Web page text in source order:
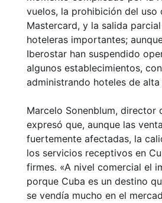
vuelos, la prohibición del uso
Mastercard, y la salida
hoteleras importantes;
Iberostar han suspendido
algunos establecimientos,
administrando hoteles de
Marcelo Sonenblum, director
expresó que, aunque las
fuertemente afectadas, la
los servicios receptivos en
firmes. «A nivel comercial el
porque Cuba es un destino
se vendía mucho en el